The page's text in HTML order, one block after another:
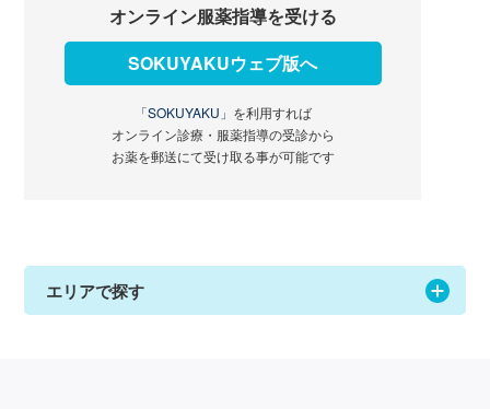
オンライン服薬指導を受ける
SOKUYAKUウェブ版へ
「SOKUYAKU」 を利用すれば
オンライン診療・服薬指導の受診から
お薬を郵送にて受け取る事が可能です
エリアで探す